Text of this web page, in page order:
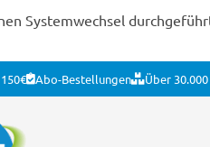
Systemwechsel
Abo-Bestellungen Über